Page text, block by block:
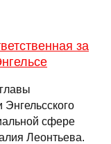
за
сфере
Леонтьева.